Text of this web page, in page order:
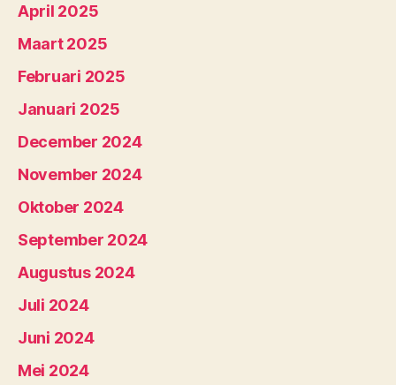
April 2025
Maart 2025
Februari 2025
Januari 2025
December 2024
November 2024
Oktober 2024
September 2024
Augustus 2024
Juli 2024
Juni 2024
Mei 2024